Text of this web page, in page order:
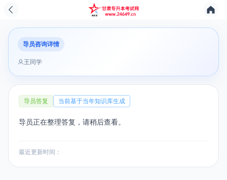
导员咨询详情
王同学
导员答复 当前基于当年知识库生成
导员正在整理答复，请稍后查看。
最近更新时间：